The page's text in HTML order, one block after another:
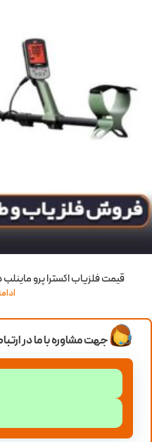
قیمت فلزیاب اکسترا پرو ماینلب در سال 2026 + آیا
جهت مشاوره با ما در